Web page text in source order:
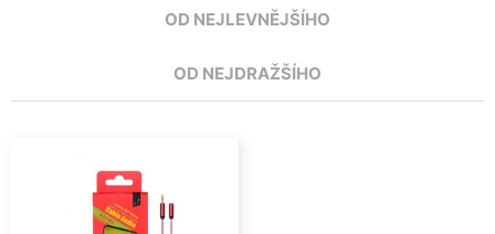
OD NEJLEVNĚJŠÍHO
OD NEJDRAŽŠÍHO